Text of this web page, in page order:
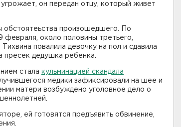
он передан отцу, который живет
обстоятеьства произошедшего. По
февраля, около половины третьего,
повалила девочку на пол и сдавила
дедушка ребенка.
стала кульминацией скандала
медики зафиксировали на шее и
матери возбуждено уголовное дело о
ей готовятся предъявить обвинение,